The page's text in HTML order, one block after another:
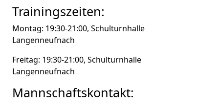
Trainingszeiten:
Montag: 19:30-21:00, Schulturnhalle
Langenneufnach
Freitag: 19:30-21:00, Schulturnhalle
Langenneufnach
Mannschaftskontakt: